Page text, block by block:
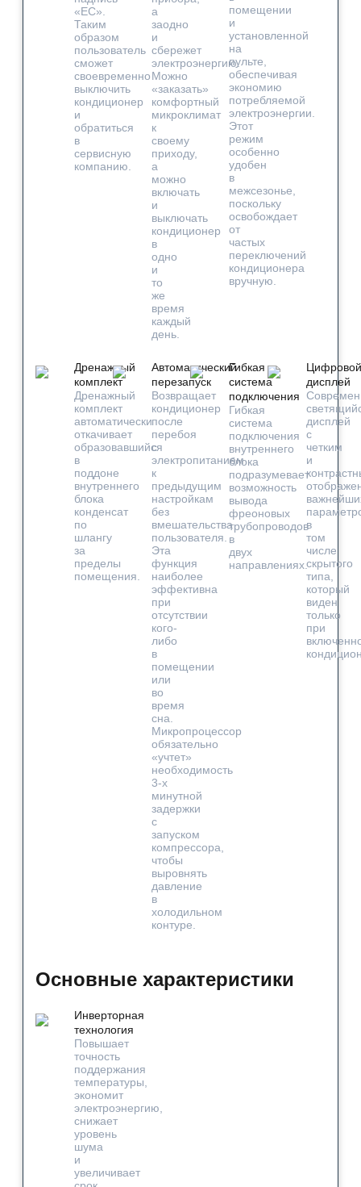
«EC».
Таким
образом
пользователь
сможет
своевременно
выключить
кондиционер
и
обратиться
в
сервисную
компанию.
а
заодно
и
сбережет
электроэнергию.
Можно
«заказать»
комфортный
микроклимат
к
своему
приходу,
а
можно
включать
и
выключать
кондиционер
в
одно
и
то
же
время
каждый
день.
помещении
и
установленной
на
пульте,
обеспечивая
экономию
потребляемой
электроэнергии.
Этот
режим
особенно
удобен
в
межсезонье,
поскольку
освобождает
от
частых
переключений
кондиционера
вручную.
Дренажный
комплект
Дренажный
комплект
автоматически
откачивает
образовавшийся
в
поддоне
внутреннего
блока
конденсат
по
шлангу
за
пределы
помещения.
Автоматический
перезапуск
Возвращает
кондиционер
после
перебоя
с
электропитанием
к
предыдущим
настройкам
без
вмешательства
пользователя.
Эта
функция
наиболее
эффективна
при
отсутствии
кого-
либо
в
помещении
или
во
время
сна.
Микропроцессор
обязательно
«учтет»
необходимость
3-х
минутной
задержки
с
запуском
компрессора,
чтобы
выровнять
давление
в
холодильном
контуре.
Гибкая
система
подключения
Гибкая
система
подключения
внутреннего
блока
подразумевает
возможность
вывода
фреоновых
трубопроводов
в
двух
направлениях.
Цифровой
дисплей
дисплей
с
четким
и
в
том
числе
скрытого
типа,
который
виден
только
при
Основные характеристики
Инверторная
технология
Повышает
точность
поддержания
температуры,
экономит
электроэнергию,
снижает
уровень
шума
и
увеличивает